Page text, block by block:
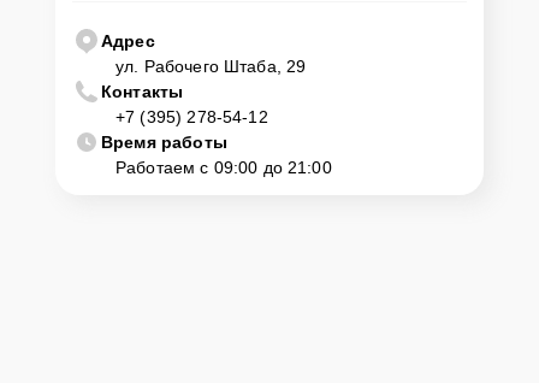
Адрес
ул. Рабочего Штаба, 29
Контакты
+7 (395) 278-54-12
Время работы
Работаем с 09:00 до 21:00